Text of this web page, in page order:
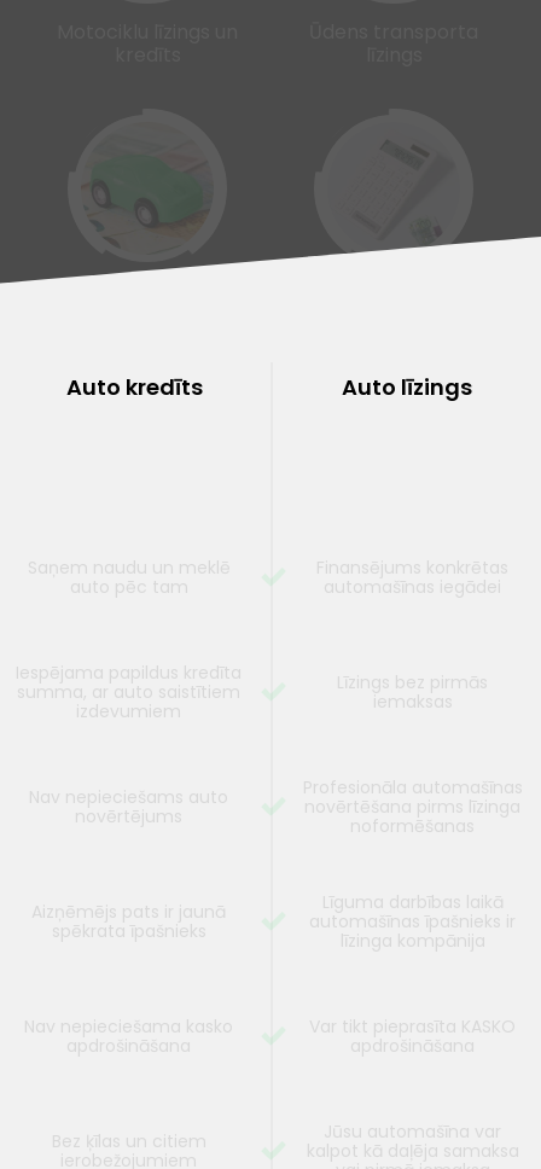
Auto kredīts
Saņem naudu un meklē
auto pēc tam
Iespējama papildus kredīta
summa, ar auto saistītiem
izdevumiem
Nav nepieciešams auto
novērtējums
Aizņēmējs pats ir jaunā
spēkrata īpašnieks
Nav nepieciešama kasko
apdrošināšana
Bez ķīlas un citiem
ierobežojumiem
Auto līzings
Finansējums konkrētas
automašīnas iegādei
Līzings bez pirmās
iemaksas
Profesionāla automašīnas
novērtēšana pirms līzinga
noformēšanas
Līguma darbības laikā
automašīnas īpašnieks ir
līzinga kompānija
Var tikt pieprasīta KASKO
apdrošināšana
Jūsu automašīna var
kalpot kā daļēja samaksa